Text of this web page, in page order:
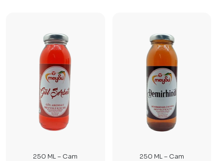
250 ML – Cam 250 ML – Cam